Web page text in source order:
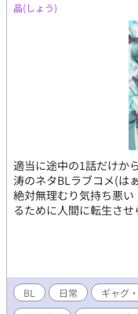
晶(しょう)
適当に途中の1話だけか
涛のネタBLラブコメ(は
絶対無理むり気持ち悪
るために人間に転生さ
BL 日常 ギャグ